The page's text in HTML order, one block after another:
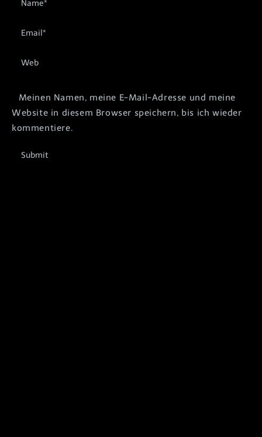
Meinen Namen, meine E-Mail-Adresse und meine
Website in diesem Browser speichern, bis ich wieder
kommentiere.
Submit